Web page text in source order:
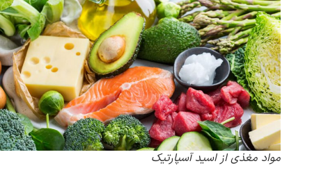
مواد مغذی از اسید آسپارتیک